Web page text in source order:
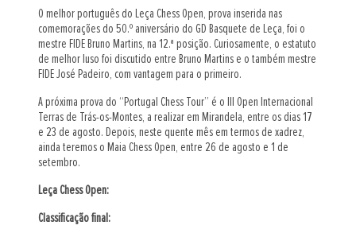
O melhor português do Leça Chess Open, prova inserida nas
comemorações do 50.º aniversário do GD Basquete de Leça, foi o
mestre FIDE Bruno Martins, na 12.ª posição. Curiosamente, o estatuto
de melhor luso foi discutido entre Bruno Martins e o também mestre
FIDE José Padeiro, com vantagem para o primeiro.
A próxima prova do “Portugal Chess Tour” é o III Open Internacional
Terras de Trás-os-Montes, a realizar em Mirandela, entre os dias 17
e 23 de agosto. Depois, neste quente mês em termos de xadrez,
ainda teremos o Maia Chess Open, entre 26 de agosto e 1 de
setembro.
Leça Chess Open:
Classificação final: